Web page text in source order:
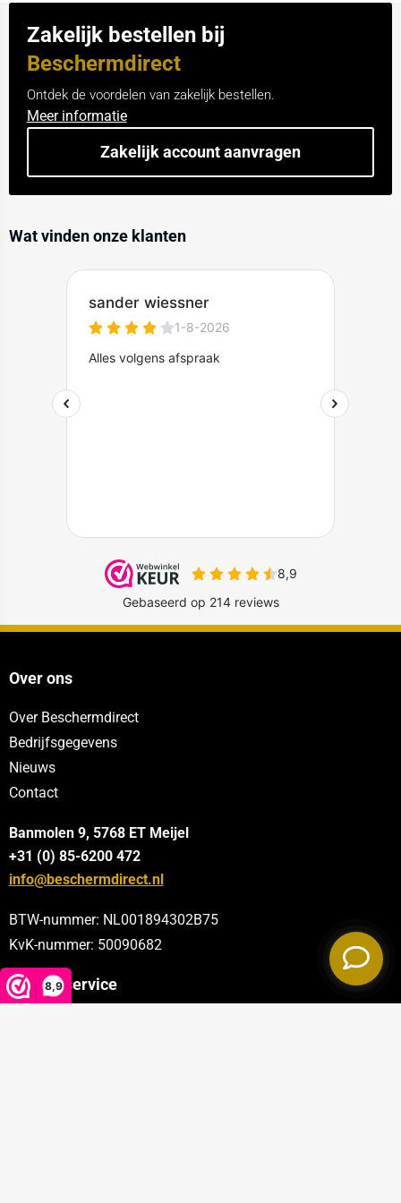
8,9
Zakelijk bestellen bij
Beschermdirect
Ontdek de voordelen van zakelijk bestellen.
Meer informatie
Zakelijk account aanvragen
Wat vinden onze klanten
Over ons
Over Beschermdirect
Bedrijfsgegevens
Nieuws
Contact
Banmolen 9, 5768 ET Meijel
+31 (0) 85-6200 472
info@beschermdirect.nl
BTW-nummer: NL001894302B75
KvK-nummer: 50090682
Klantenservice